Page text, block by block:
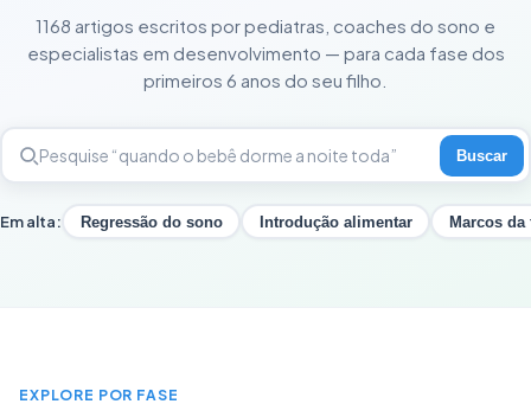
1168 artigos escritos por pediatras, coaches do sono e
especialistas em desenvolvimento — para cada fase dos
primeiros 6 anos do seu filho.
Buscar
Em alta: Regressão do sono Introdução alimentar Marcos da
EXPLORE POR FASE